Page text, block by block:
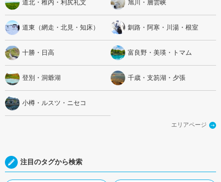
道北・稚内・利尻礼文 旭川・層雲峡
道東（網走・北見・知床） 釧路・阿寒・川湯・根室
十勝・日高 富良野・美瑛・トマム
登別・洞爺湖 千歳・支笏湖・夕張
小樽・ルスツ・ニセコ
エリアページ
注目のタグから検索